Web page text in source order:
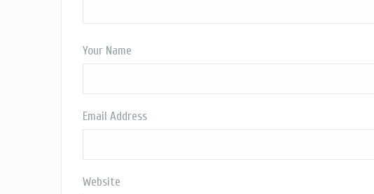
Your Name
Email Address
Website